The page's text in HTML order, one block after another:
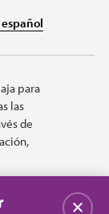
español
para
las
de